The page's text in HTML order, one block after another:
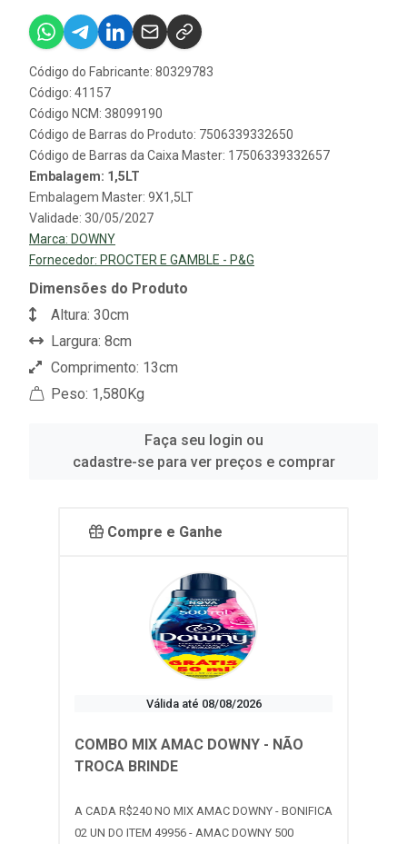
Código do Fabricante: 80329783
Código: 41157
Código NCM: 38099190
Código de Barras do Produto: 7506339332650
Código de Barras da Caixa Master: 17506339332657
Embalagem: 1,5LT
Embalagem Master: 9X1,5LT
Validade: 30/05/2027
Marca: DOWNY
Fornecedor: PROCTER E GAMBLE - P&G
Dimensões do Produto
Altura: 30cm
Largura: 8cm
Comprimento: 13cm
Peso: 1,580Kg
Faça seu login ou
cadastre-se para ver preços e comprar
Compre e Ganhe
Válida até 08/08/2026
COMBO MIX AMAC DOWNY - NÃO
TROCA BRINDE
A CADA R$240 NO MIX AMAC DOWNY - BONIFICA
02 UN DO ITEM 49956 - AMAC DOWNY 500